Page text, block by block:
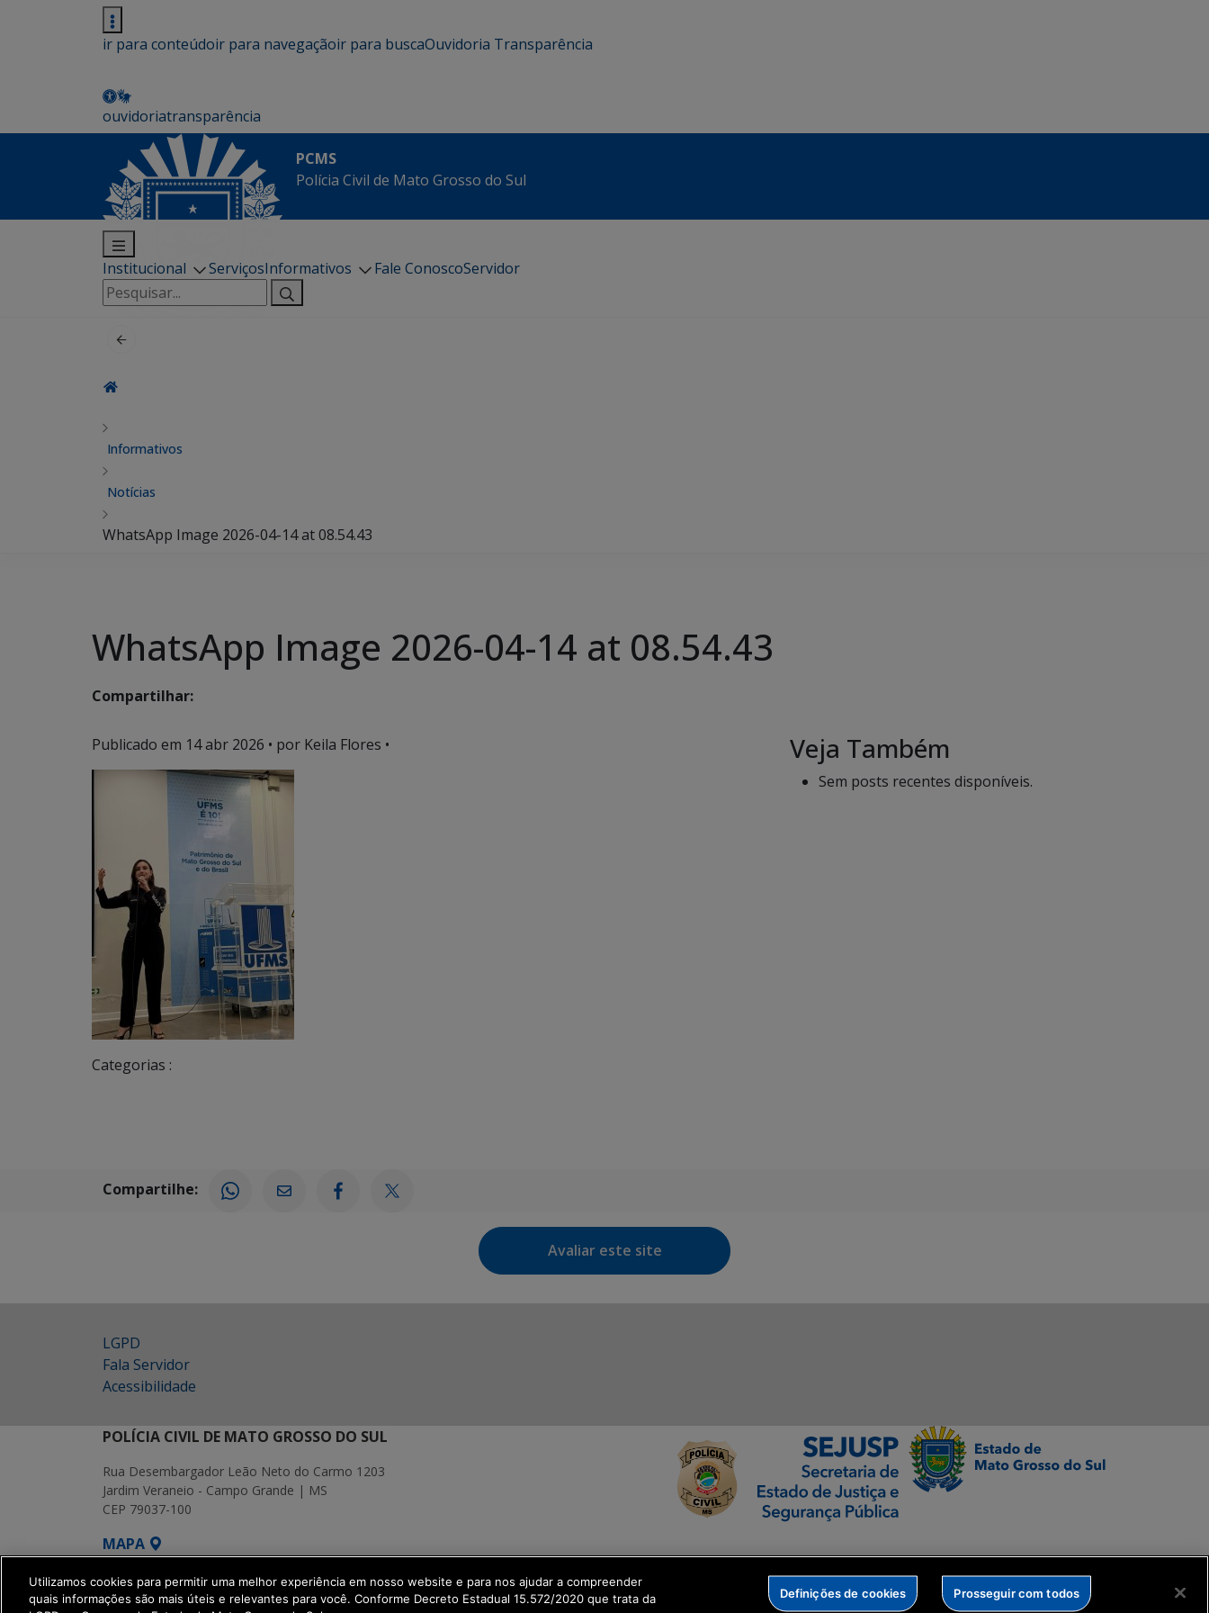
ir para conteúdoir para navegaçãoir para buscaOuvidoria Transparência
ouvidoriatransparência
PCMS
Polícia Civil de Mato Grosso do Sul
Institucional ServiçosInformativos Fale ConoscoServidor
Pesquisar
por:
Informativos
Notícias
WhatsApp Image 2026-04-14 at 08.54.43
WhatsApp Image 2026-04-14 at 08.54.43
Compartilhar:
Publicado em 14 abr 2026 • por Keila Flores •
Categorias :
Veja Também
Sem posts recentes disponíveis.
Compartilhe:
Avaliar este site
LGPD
Fala Servidor
Acessibilidade
POLÍCIA CIVIL DE MATO GROSSO DO SUL
Rua Desembargador Leão Neto do Carmo 1203
Jardim Veraneio - Campo Grande | MS
CEP 79037-100
MAPA
SETDIG | Secretaria-Executiva de Transformação Digital
Utilizamos cookies para permitir uma melhor experiência em nosso website e para nos ajudar a compreender
quais informações são mais úteis e relevantes para você. Conforme Decreto Estadual 15.572/2020 que trata da
Definições de cookies Prosseguir com todos